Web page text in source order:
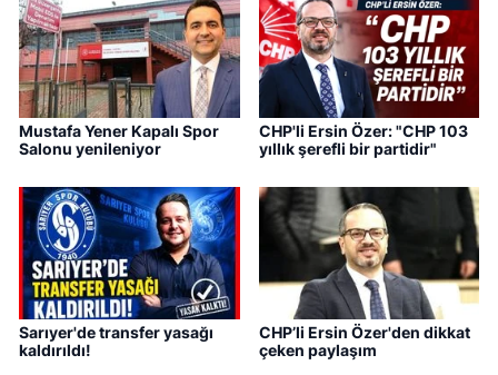
Mustafa Yener Kapalı Spor
Salonu yenileniyor
CHP'li Ersin Özer: "CHP 103
yıllık şerefli bir partidir"
Sarıyer'de transfer yasağı
kaldırıldı!
CHP’li Ersin Özer'den dikkat
çeken paylaşım